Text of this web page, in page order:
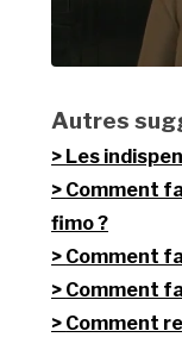
Autres
Les
Comment
fimo ?
Comment
Comment
Comment